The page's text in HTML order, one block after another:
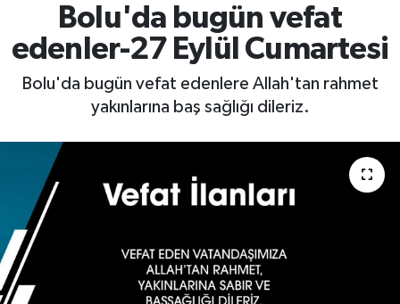
Bolu'da bugün vefat
edenler-27 Eylül Cumartesi
Bolu'da bugün vefat edenlere Allah'tan rahmet
yakınlarına baş sağlığı dileriz.